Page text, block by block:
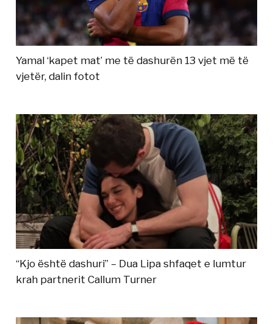
Yamal ‘kapet mat’ me të dashurën 13 vjet më të
vjetër, dalin fotot
“Kjo është dashuri” – Dua Lipa shfaqet e lumtur
krah partnerit Callum Turner